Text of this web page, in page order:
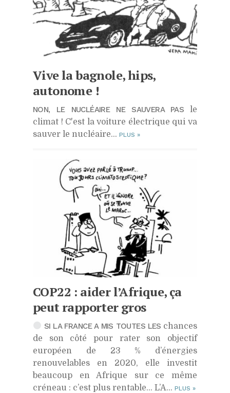
Vive la bagnole, hips,
autonome !
NON, LE NUCLÉAIRE NE SAUVERA PAS le
climat ! C'est la voiture électrique qui va
sauver le nucléaire… PLUS »
COP22 : aider l’Afrique, ça
peut rapporter gros
SI LA FRANCE A MIS TOUTES LES chances
de son côté pour rater son objectif
européen de 23 % d’énergies
renouvelables en 2020, elle investit
beaucoup en Afrique sur ce même
créneau : c’est plus rentable… L’A... PLUS »